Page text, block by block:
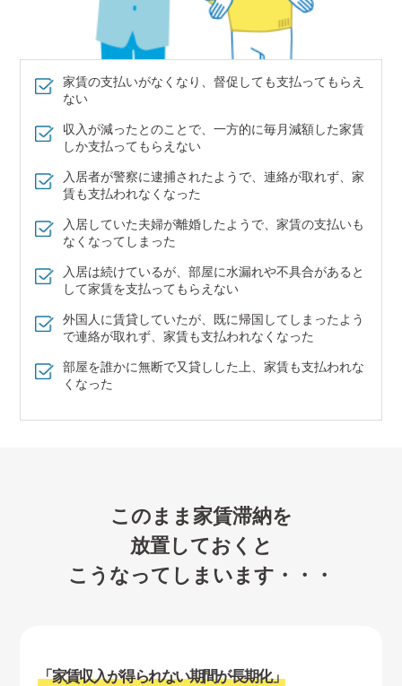
家賃の支払いがなくなり、督促しても支払ってもらえ
ない
収入が減ったとのことで、一方的に毎月減額した家賃
しか支払ってもらえない
入居者が警察に逮捕されたようで、連絡が取れず、家
賃も支払われなくなった
入居していた夫婦が離婚したようで、家賃の支払いも
なくなってしまった
入居は続けているが、部屋に水漏れや不具合があると
して家賃を支払ってもらえない
外国人に賃貸していたが、既に帰国してしまったよう
で連絡が取れず、家賃も支払われなくなった
部屋を誰かに無断で又貸しした上、家賃も支払われな
くなった
このまま家賃滞納を
放置しておくと
こうなってしまいます・・・
「家賃収入が得られない期間が長期化」